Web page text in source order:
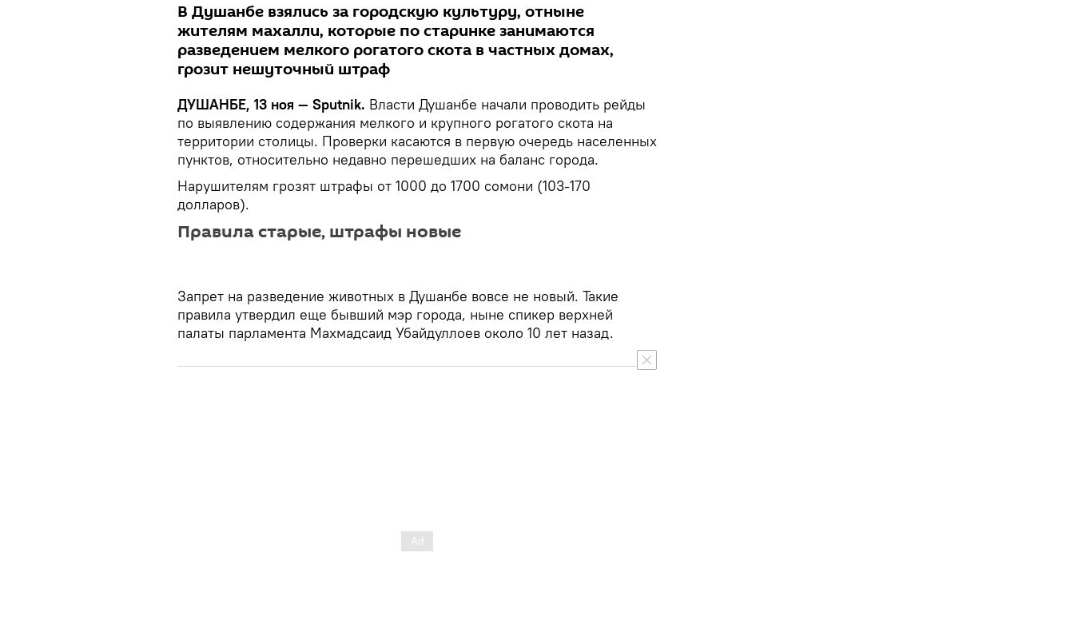
В Душанбе взялись за городскую культуру, отныне
жителям махалли, которые по старинке занимаются
разведением мелкого рогатого скота в частных домах,
грозит нешуточный штраф
ДУШАНБЕ, 13 ноя — Sputnik. Власти Душанбе начали проводить рейды
по выявлению содержания мелкого и крупного рогатого скота на
территории столицы. Проверки касаются в первую очередь населенных
пунктов, относительно недавно перешедших на баланс города.
Нарушителям грозят штрафы от 1000 до 1700 сомони (103-170
долларов).
Правила старые, штрафы новые
Запрет на разведение животных в Душанбе вовсе не новый. Такие
правила утвердил еще бывший мэр города, ныне спикер верхней
палаты парламента Махмадсаид Убайдуллоев около 10 лет назад.